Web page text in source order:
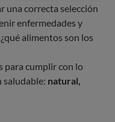
una correcta selección
enfermedades y
alimentos son los
para cumplir con lo
saludable: natural,